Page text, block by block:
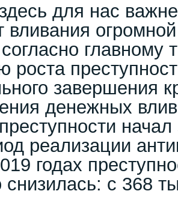
для нас
вливания
главному
роста
завершения
денежных
реализации
годах
снизилась: с 368